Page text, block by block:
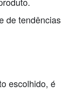
de tendências
escolhido, é